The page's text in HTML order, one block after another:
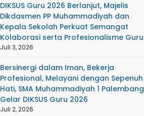
DIKSUS Guru 2026 Berlanjut, Majelis
Dikdasmen PP Muhammadiyah dan
Kepala Sekolah Perkuat Semangat
Kolaborasi serta Profesionalisme Guru
Juli 3, 2026
Bersinergi dalam Iman, Bekerja
Profesional, Melayani dengan Sepenuh
Hati, SMA Muhammadiyah 1 Palembang
Gelar DIKSUS Guru 2026
Juli 2, 2026